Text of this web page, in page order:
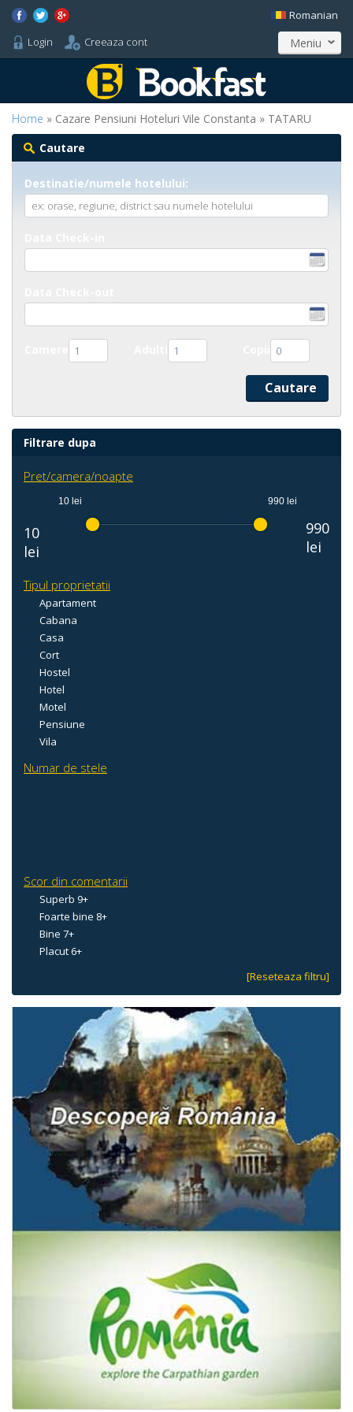
Login Creeaza cont
Romanian
Meniu
Home » Cazare Pensiuni Hoteluri Vile Constanta » TATARU
Cautare
Destinatie/numele hotelului:
1 1 0
Filtrare dupa
Pret/camera/noapte
10
lei
10 lei 990 lei
990
lei
Tipul proprietatii
Apartament
Cabana
Casa
Cort
Hostel
Hotel
Motel
Pensiune
Vila
Numar de stele
Scor din comentarii
Superb 9+
Foarte bine 8+
Bine 7+
Placut 6+
[Reseteaza filtru]